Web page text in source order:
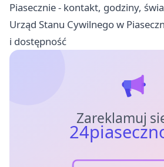
Piasecznie - kontakt, godziny,
Urząd Stanu Cywilnego w
i dostępność
Zareklamuj